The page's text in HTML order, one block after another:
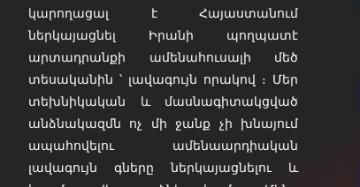
կարողացալ է Հայաստանում
ներկայացնել Իրանի պողպատէ
արտադրանքի ամենահուսալի մեծ
տեսականին ՝ լավագույն որակով ։ Մեր
տեխնիկական և մասնագիտակցված
անձնակազմն ոչ մի ջանք չի խնայում
ապահովելու ամենաարդիական
լավագույն գները ներկայացնելու և